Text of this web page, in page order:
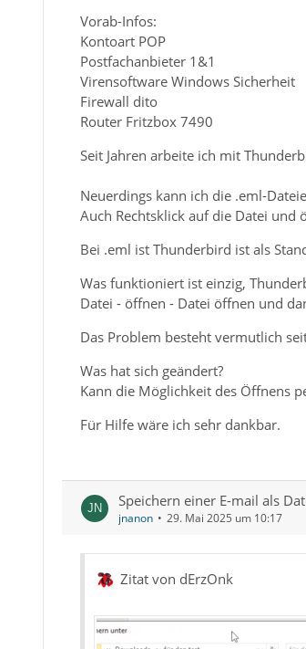
Vorab-Infos:
Kontoart POP
Postfachanbieter 1&1
Virensoftware Windows Sicherheit
Firewall dito
Router Fritzbox 7490
Seit Jahren arbeite ich mit
Neuerdings kann ich die .eml-
Auch Rechtsklick auf die Datei
Bei .eml ist Thunderbird ist als
Was funktioniert ist einzig,
Datei - öffnen - Datei öffnen und
Das Problem besteht vermutlich
Was hat sich geändert?
Kann die Möglichkeit des Öffnens
Für Hilfe wäre ich sehr dankbar.
Speichern einer E-mail als
jnanon 29. Mai 2025 um 10:17
Zitat von dErzOnk